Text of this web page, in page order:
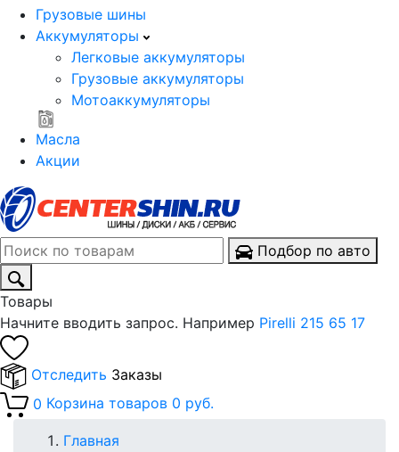
Грузовые шины
Аккумуляторы
Легковые аккумуляторы
Грузовые аккумуляторы
Мотоаккумуляторы
Масла
Акции
Подбор по авто
Товары
Начните вводить запрос. Например Pirelli 215 65 17
Отследить Заказы
0 Корзина товаров 0 руб.
Главная